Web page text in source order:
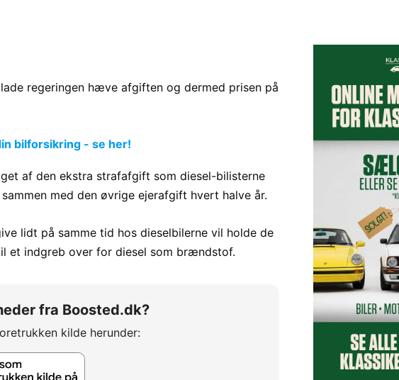
regeringen hæve afgiften og dermed prisen på
bilforsikring - se her!
af den ekstra strafafgift som diesel-bilisterne
med den øvrige ejerafgift hvert halve år.
lidt på samme tid hos dieselbilerne vil holde de
et indgreb over for diesel som brændstof.
fra Boosted.dk?
kilde herunder: